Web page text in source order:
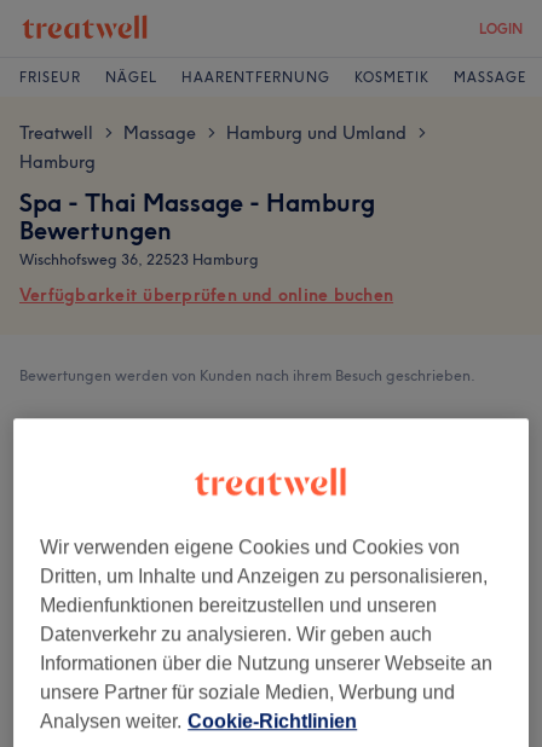
LOGIN
FRISEUR NÄGEL HAARENTFERNUNG KOSMETIK MASSAGE
Treatwell > Massage > Hamburg und Umland >
Hamburg
Spa - Thai Massage - Hamburg
Bewertungen
Wischhofsweg 36, 22523 Hamburg
Verfügbarkeit überprüfen und online buchen
Bewertungen werden von Kunden nach ihrem Besuch geschrieben.
Ambiente
Sauberkeit
Service
Wir verwenden eigene Cookies und Cookies von
Dritten, um Inhalte und Anzeigen zu personalisieren,
Medienfunktionen bereitzustellen und unseren
Datenverkehr zu analysieren. Wir geben auch
Informationen über die Nutzung unserer Webseite an
unsere Partner für soziale Medien, Werbung und
Analysen weiter. Cookie-Richtlinien